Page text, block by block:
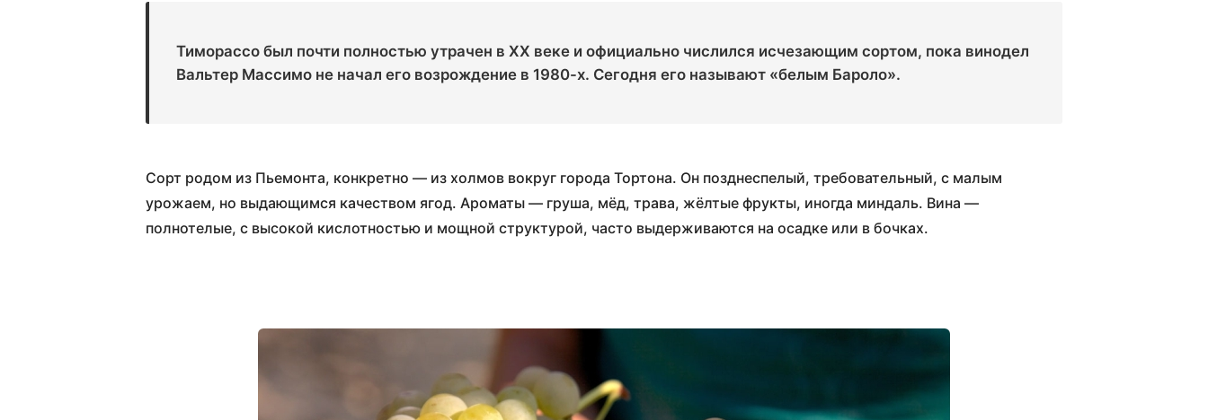
Тиморассо был почти полностью утрачен в XX веке и официально числился исчезающим сортом, пока винодел
Вальтер Массимо не начал его возрождение в 1980-х. Сегодня его называют «белым Бароло».
Сорт родом из Пьемонта, конкретно — из холмов вокруг города Тортонa. Он позднеспелый, требовательный, с малым
урожаем, но выдающимся качеством ягод. Ароматы — груша, мёд, трава, жёлтые фрукты, иногда миндаль. Вина —
полнотелые, с высокой кислотностью и мощной структурой, часто выдерживаются на осадке или в бочках.